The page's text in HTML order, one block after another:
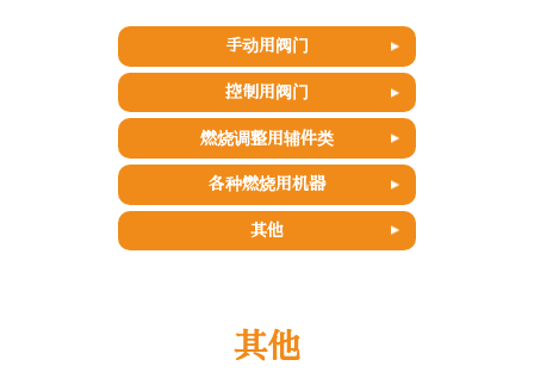
手动用阀门
控制用阀门
燃烧调整用辅件类
各种燃烧用机器
其他
其他